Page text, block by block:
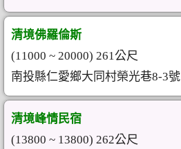
清境佛羅倫斯
(11000 ~ 20000) 261公尺
南投縣仁愛鄉大同村榮光巷8-3號
清境峰情民宿
(13800 ~ 13800) 262公尺